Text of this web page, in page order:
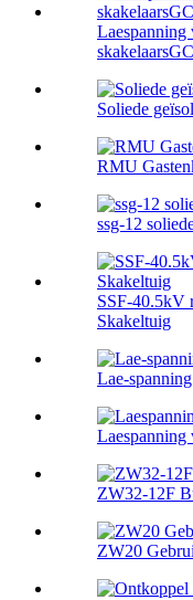
Laespanning
Soliede
RMU
ssg-12
SSF-40.5kV
Skakeltuig
Lae-
Laespanning
ZW32-12F
ZW20